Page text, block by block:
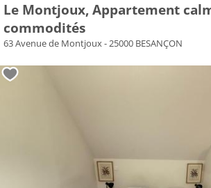
Le Montjoux, Appartement
commodités
63 Avenue de Montjoux - 25000 BESANÇON